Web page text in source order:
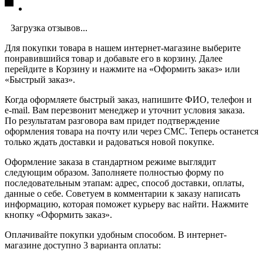
Загрузка отзывов...
Для покупки товара в нашем интернет-магазине выберите
понравившийся товар и добавьте его в корзину. Далее
перейдите в Корзину и нажмите на «Оформить заказ» или
«Быстрый заказ».
Когда оформляете быстрый заказ, напишите ФИО, телефон и
e-mail. Вам перезвонит менеджер и уточнит условия заказа.
По результатам разговора вам придет подтверждение
оформления товара на почту или через СМС. Теперь останется
только ждать доставки и радоваться новой покупке.
Оформление заказа в стандартном режиме выглядит
следующим образом. Заполняете полностью форму по
последовательным этапам: адрес, способ доставки, оплаты,
данные о себе. Советуем в комментарии к заказу написать
информацию, которая поможет курьеру вас найти. Нажмите
кнопку «Оформить заказ».
Оплачивайте покупки удобным способом. В интернет-
магазине доступно 3 варианта оплаты: